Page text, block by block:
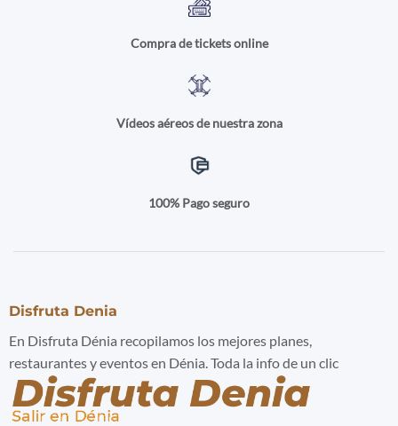
Compra de tickets online
Vídeos aéreos de nuestra zona
100% Pago seguro
Disfruta Denia
En Disfruta Dénia recopilamos los mejores planes,
restaurantes y eventos en Dénia. Toda la info de un clic